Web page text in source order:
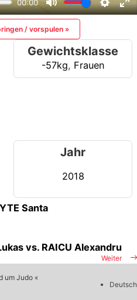
/ vorspulen »
Gewichtsklasse
-57kg, Frauen
Jahr
2018
Santa
Weiter
vs. RAICU Alexandru
um Judo «
Deutsch